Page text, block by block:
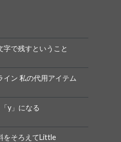
で残すということ
ン 私の代用アイテム
y」になる
をそろえてLittle